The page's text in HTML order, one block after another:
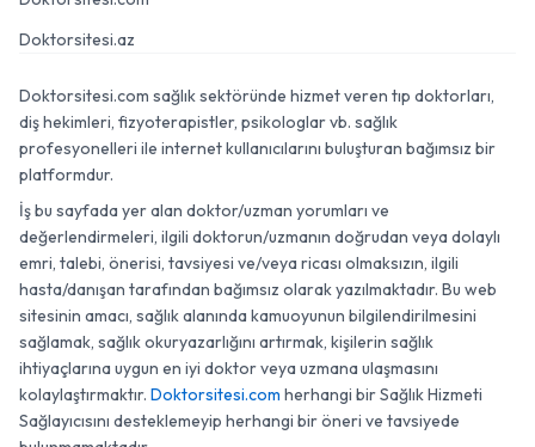
Doktorsitesi.az
Doktorsitesi.com sağlık sektöründe hizmet veren tıp doktorları,
diş hekimleri, fizyoterapistler, psikologlar vb. sağlık
profesyonelleri ile internet kullanıcılarını buluşturan bağımsız bir
platformdur.
İş bu sayfada yer alan doktor/uzman yorumları ve
değerlendirmeleri, ilgili doktorun/uzmanın doğrudan veya dolaylı
emri, talebi, önerisi, tavsiyesi ve/veya ricası olmaksızın, ilgili
hasta/danışan tarafından bağımsız olarak yazılmaktadır. Bu web
sitesinin amacı, sağlık alanında kamuoyunun bilgilendirilmesini
sağlamak, sağlık okuryazarlığını artırmak, kişilerin sağlık
ihtiyaçlarına uygun en iyi doktor veya uzmana ulaşmasını
kolaylaştırmaktır. Doktorsitesi.com herhangi bir Sağlık Hizmeti
Sağlayıcısını desteklemeyip herhangi bir öneri ve tavsiyede